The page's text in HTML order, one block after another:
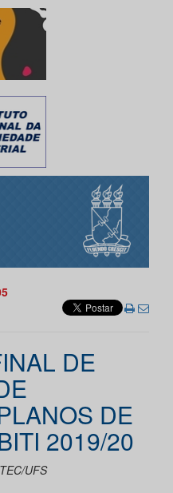
DE
DE
2019/20
UFS